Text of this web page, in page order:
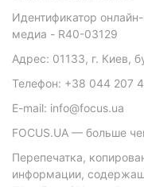
Идентификатор
медиа - R40-03129
Адрес: 01133, г. Киев,
Телефон: +38 044 207
E-mail: info@focus.ua
FOCUS.UA — больше
Перепечатка,
информации,